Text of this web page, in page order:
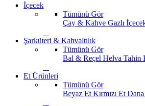
İçecek
Tümünü Gör
Çay & Kahve Gazlı
Şarküteri & Kahvaltılık
Tümünü Gör
Bal & Reçel Helva Tahin
Et Ürünleri
Tümünü Gör
Beyaz Et Kırmızı Et